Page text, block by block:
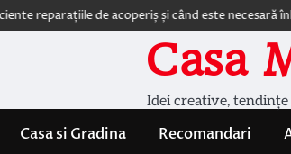
de acoperiș și când este necesară înlocuirea
Casa
Idei creative,
Casa si Gradina Recomandari